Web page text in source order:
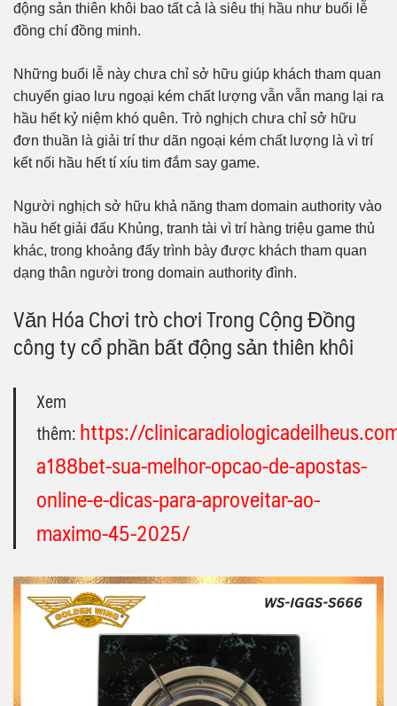
động sản thiên khôi bao tất cả là siêu thị hầu như buổi lễ
đồng chí đồng minh.
Những buổi lễ này chưa chỉ sở hữu giúp khách tham quan
chuyển giao lưu ngoại kém chất lượng vẫn vẫn mang lại ra
hầu hết kỷ niệm khó quên. Trò nghịch chưa chỉ sở hữu
đơn thuần là giải trí thư dãn ngoại kém chất lượng là vì trí
kết nối hầu hết tí xíu tim đắm say game.
Người nghịch sở hữu khả năng tham domain authority vào
hầu hết giải đấu Khủng, tranh tài vì trí hàng triệu game thủ
khác, trong khoảng đấy trình bày được khách tham quan
dạng thân người trong domain authority đình.
Văn Hóa Chơi trò chơi Trong Cộng Đồng
công ty cổ phần bất động sản thiên khôi
Xem
thêm:https://
a188bet-sua-melhor-opcao-de-apostas-
online-e-dicas-para-aproveitar-ao-
maximo-45-2025/